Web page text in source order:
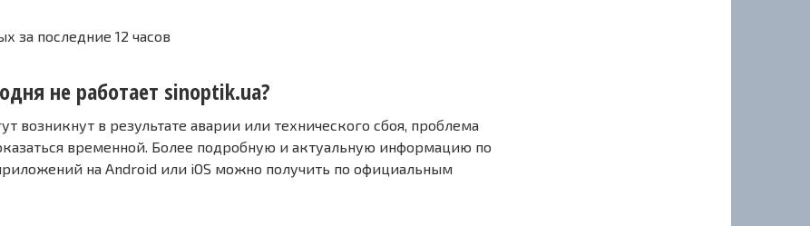
за последние 12 часов
не работает sinoptik.ua?
возникнут в результате аварии или технического сбоя, проблема
временной. Более подробную и актуальную информацию по
на Android или iOS можно получить по официальным